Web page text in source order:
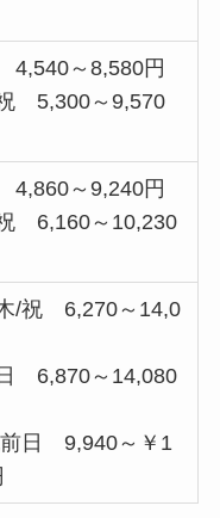
4,540～8,580円
5,300～9,570
4,860～9,240円
6,160～10,230
/祝 6,270～14,0
6,870～14,080
前日 9,940～￥1